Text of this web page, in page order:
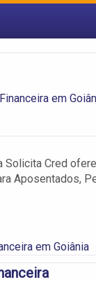
em
Solicita Cred
Aposentados,
em Goiânia